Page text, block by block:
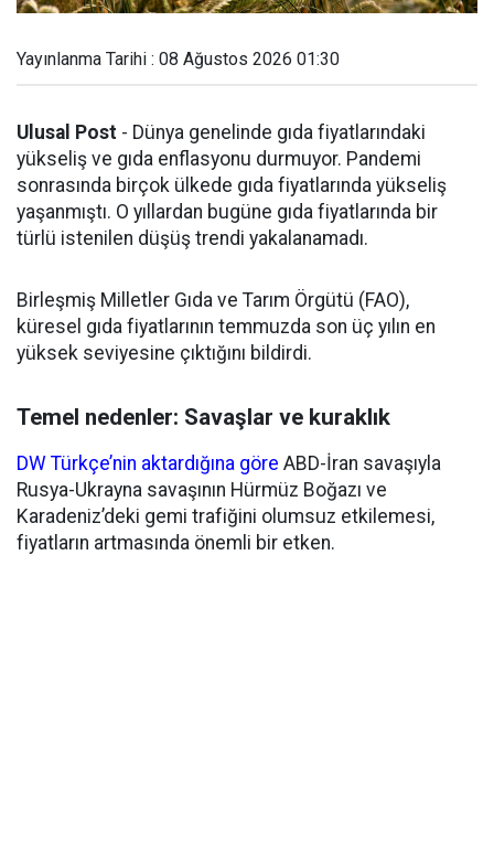
Yayınlanma Tarihi : 08 Ağustos 2026 01:30
Ulusal Post - Dünya genelinde gıda fiyatlarındaki
yükseliş ve gıda enflasyonu durmuyor. Pandemi
sonrasında birçok ülkede gıda fiyatlarında yükseliş
yaşanmıştı. O yıllardan bugüne gıda fiyatlarında bir
türlü istenilen düşüş trendi yakalanamadı.
Birleşmiş Milletler Gıda ve Tarım Örgütü (FAO),
küresel gıda fiyatlarının temmuzda son üç yılın en
yüksek seviyesine çıktığını bildirdi.
Temel nedenler: Savaşlar ve kuraklık
DW Türkçe’nin aktardığına göre ABD-İran savaşıyla
Rusya-Ukrayna savaşının Hürmüz Boğazı ve
Karadeniz’deki gemi trafiğini olumsuz etkilemesi,
fiyatların artmasında önemli bir etken.